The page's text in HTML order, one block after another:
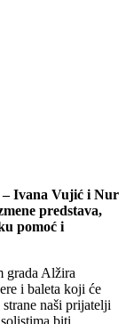
– Ivana Vujić i Nur
predstava,
pomoć i
grada Alžira
i baleta koji će
naši prijatelji